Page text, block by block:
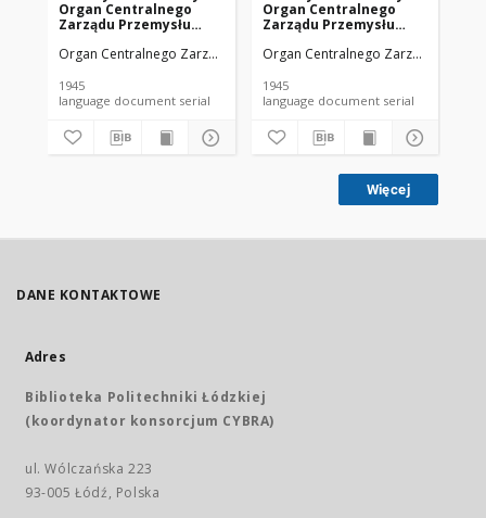
Organ Centralnego
Zarządu Przemysłu
R. 1 Nr 1 (1945)
Organ Centralnego Zarządu Przemysłu Chemicznego w Polsce
1945
language document serial
Organ Centralnego
Zarządu Przemysłu
R. 1 Nr 4 (1945)
Organ Centralnego Zarządu
1945
language document serial
Więcej
DANE KONTAKTOWE
Adres
Biblioteka Politechniki Łódzkiej
(koordynator konsorcjum CYBRA)
ul. Wólczańska 223
93-005 Łódź, Polska